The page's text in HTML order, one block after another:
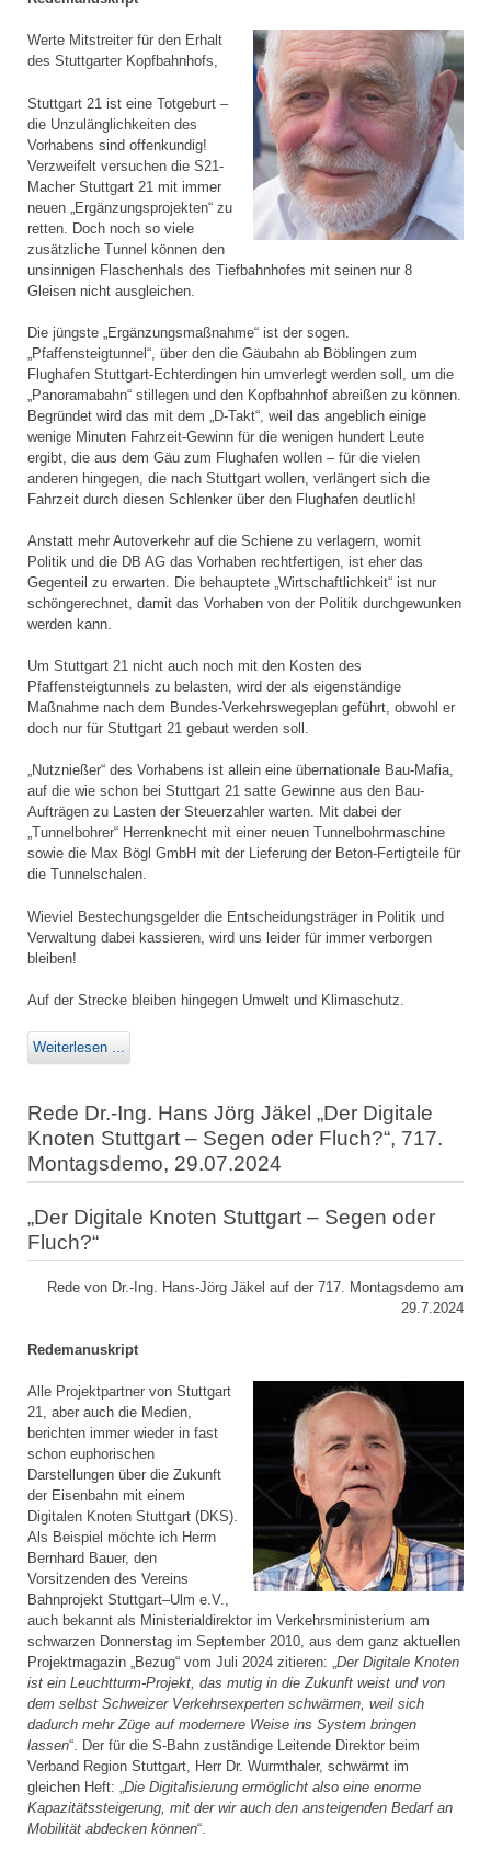
Werte Mitstreiter für den Erhalt
des Stuttgarter Kopfbahnhofs,
Stuttgart 21 ist eine Totgeburt –
die Unzulänglichkeiten des
Vorhabens sind offenkundig!
Verzweifelt versuchen die S21-
Macher Stuttgart 21 mit immer
neuen „Ergänzungsprojekten“ zu
retten. Doch noch so viele
zusätzliche Tunnel können den
unsinnigen Flaschenhals des Tiefbahnhofes mit seinen nur 8
Gleisen nicht ausgleichen.
Die jüngste „Ergänzungsmaßnahme“ ist der sogen.
„Pfaffensteigtunnel“, über den die Gäubahn ab Böblingen zum
Flughafen Stuttgart-Echterdingen hin umverlegt werden soll, um die
„Panoramabahn“ stillegen und den Kopfbahnhof abreißen zu können.
Begründet wird das mit dem „D-Takt“, weil das angeblich einige
wenige Minuten Fahrzeit-Gewinn für die wenigen hundert Leute
ergibt, die aus dem Gäu zum Flughafen wollen – für die vielen
anderen hingegen, die nach Stuttgart wollen, verlängert sich die
Fahrzeit durch diesen Schlenker über den Flughafen deutlich!
Anstatt mehr Autoverkehr auf die Schiene zu verlagern, womit
Politik und die DB AG das Vorhaben rechtfertigen, ist eher das
Gegenteil zu erwarten. Die behauptete „Wirtschaftlichkeit“ ist nur
schöngerechnet, damit das Vorhaben von der Politik durchgewunken
werden kann.
Um Stuttgart 21 nicht auch noch mit den Kosten des
Pfaffensteigtunnels zu belasten, wird der als eigenständige
Maßnahme nach dem Bundes-Verkehrswegeplan geführt, obwohl er
doch nur für Stuttgart 21 gebaut werden soll.
„Nutznießer“ des Vorhabens ist allein eine übernationale Bau-Mafia,
auf die wie schon bei Stuttgart 21 satte Gewinne aus den Bau-
Aufträgen zu Lasten der Steuerzahler warten. Mit dabei der
„Tunnelbohrer“ Herrenknecht mit einer neuen Tunnelbohrmaschine
sowie die Max Bögl GmbH mit der Lieferung der Beton-Fertigteile für
die Tunnelschalen.
Wieviel Bestechungsgelder die Entscheidungsträger in Politik und
Verwaltung dabei kassieren, wird uns leider für immer verborgen
bleiben!
Auf der Strecke bleiben hingegen Umwelt und Klimaschutz.
Weiterlesen ...
Rede Dr.-Ing. Hans Jörg Jäkel „Der Digitale
Knoten Stuttgart – Segen oder Fluch?“, 717.
Montagsdemo, 29.07.2024
„Der Digitale Knoten Stuttgart – Segen oder
Fluch?“
Rede von Dr.-Ing. Hans-Jörg Jäkel auf der 717. Montagsdemo am
29.7.2024
Redemanuskript
Alle Projektpartner von Stuttgart
21, aber auch die Medien,
berichten immer wieder in fast
schon euphorischen
Darstellungen über die Zukunft
der Eisenbahn mit einem
Digitalen Knoten Stuttgart (DKS).
Als Beispiel möchte ich Herrn
Bernhard Bauer, den
Vorsitzenden des Vereins
Bahnprojekt Stuttgart–Ulm e.V.,
auch bekannt als Ministerial­direktor im Verkehrsministerium am
schwarzen Donnerstag im September 2010, aus dem ganz aktuellen
Projektmagazin „Bezug“ vom Juli 2024 zitieren: „Der Digitale Knoten
ist ein Leuchtturm-Projekt, das mutig in die Zukunft weist und von
dem selbst Schweizer Verkehrsexperten schwärmen, weil sich
dadurch mehr Züge auf modernere Weise ins System bringen
lassen“. Der für die S-Bahn zuständige Leitende Direktor beim
Verband Region Stuttgart, Herr Dr. Wurmthaler, schwärmt im
gleichen Heft: „Die Digitalisierung ermöglicht also eine enorme
Kapazitätssteigerung, mit der wir auch den ansteigenden Bedarf an
Mobilität abdecken können“.